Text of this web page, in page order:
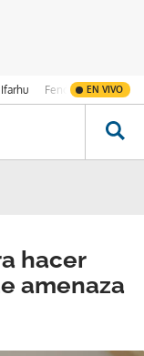
Ifarhu Fenómeno de El
EN VIVO
hacer
amenaza